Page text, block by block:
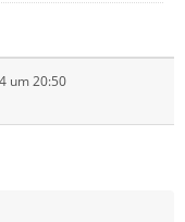
um 20:50